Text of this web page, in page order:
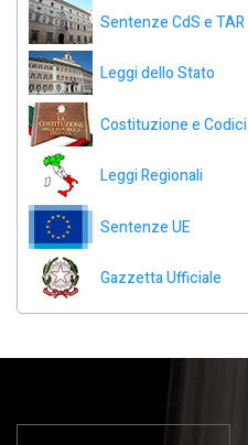
Sentenze CdS e TAR
Leggi dello Stato
Costituzione e Codici
Leggi Regionali
Sentenze UE
Gazzetta Ufficiale